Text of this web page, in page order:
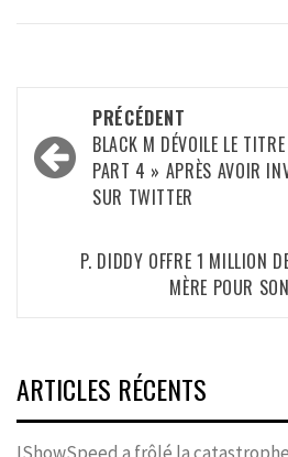
Navigation
d’article
PRÉCÉDENT
BLACK M DÉVOILE LE
PART 4 » APRÈS AVOIR
SUR TWITTER
P. DIDDY OFFRE 1 MILLION
MÈRE POUR
ARTICLES RÉCENTS